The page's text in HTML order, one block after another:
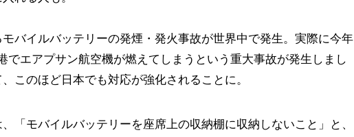
バイルバッテリーの発煙・発火事故が世界中で発生。実際に今年
でエアプサン航空機が燃えてしまうという重大事故が発生しまし
このほど日本でも対応が強化されることに。
「モバイルバッテリーを座席上の収納棚に収納しないこと」と、